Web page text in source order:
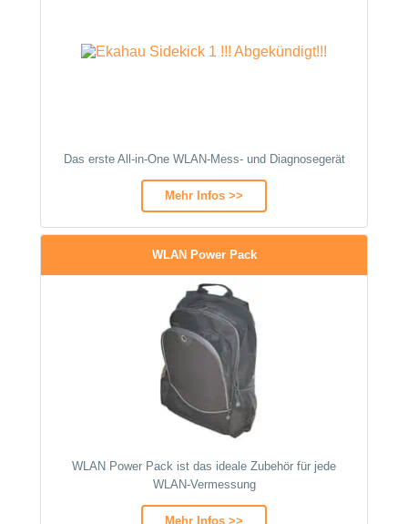
Das erste All-in-One WLAN-Mess- und Diagnosegerät
Mehr Infos >>
WLAN Power Pack
WLAN Power Pack ist das ideale Zubehör für jede
WLAN-Vermessung
Mehr Infos >>